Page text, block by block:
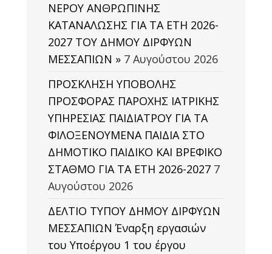
ΝΕΡΟΥ ΑΝΘΡΩΠΙΝΗΣ
ΚΑΤΑΝΑΛΩΣΗΣ ΓΙΑ ΤΑ ΕΤΗ 2026-
2027 ΤΟΥ ΔΗΜΟΥ ΔΙΡΦΥΩΝ
ΜΕΣΣΑΠΙΩΝ » 7 Αυγούστου 2026
ΠΡΟΣΚΛΗΣΗ ΥΠΟΒΟΛΗΣ
ΠΡΟΣΦΟΡΑΣ ΠΑΡΟΧΗΣ ΙΑΤΡΙΚΗΣ
ΥΠΗΡΕΣΙΑΣ ΠΑΙΔΙΑΤΡΟΥ ΓΙΑ ΤΑ
ΦΙΛΟΞΕΝΟΥΜΕΝΑ ΠΑΙΔΙΑ ΣΤΟ
ΔΗΜΟΤΙΚΟ ΠΑΙΔΙΚΟ ΚΑΙ ΒΡΕΦΙΚΟ
ΣΤΑΘΜΟ ΓΙΑ ΤΑ ΕΤΗ 2026-2027 7
Αυγούστου 2026
ΔΕΛΤΙΟ ΤΥΠΟΥ ΔΗΜΟΥ ΔΙΡΦΥΩΝ
ΜΕΣΣΑΠΙΩΝ Έναρξη εργασιών
του Υποέργου 1 του έργου